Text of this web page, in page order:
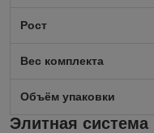
Рост
Вес комплекта
Объём упаковки
Элитная система